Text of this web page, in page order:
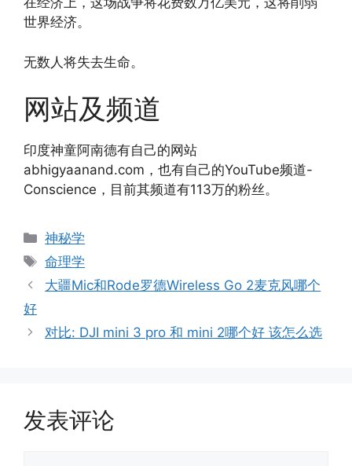
世界经济。
无数人将失去生命。
网站及频道
印度神童阿南德有自己的网站
abhigyaanand.com，也有自己的YouTube频道-
Conscience，目前其频道有113万的粉丝。
分
类
神秘学
标
签
命理学
大疆Mic和Rode罗德Wireless Go 2麦克风哪个
好
对比: DJI mini 3 pro 和 mini 2哪个好 该怎么选
发表评论